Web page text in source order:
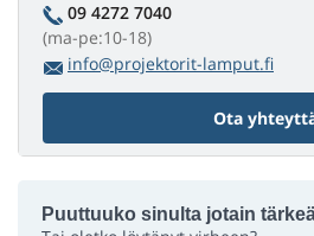
09 4272 7040
(ma-pe:10-18)
info@projektorit-lamput.fi
Ota
Puuttuuko sinulta jotain